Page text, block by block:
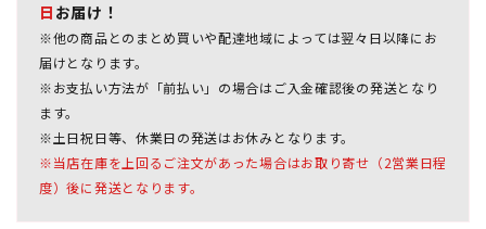
日 お届け！
※他の商品とのまとめ買いや配達地域によっては翌々日以降にお
届けとなります。
※お支払い方法が「前払い」の場合はご入金確認後の発送となり
ます。
※土日祝日等、休業日の発送はお休みとなります。
※当店在庫を上回るご注文があった場合はお取り寄せ（2営業日程
度）後に発送となります。